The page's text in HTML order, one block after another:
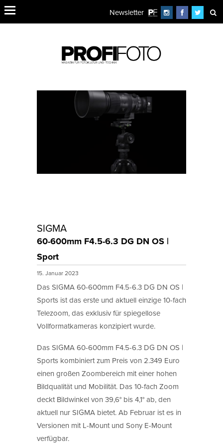
Newsletter
SIGMA
60-600mm F4.5-6.3 DG DN OS |
Sport
15. Januar 2023
Das SIGMA 60-600mm F4.5-6.3 DG DN OS |
Sports ist das erste und aktuell einzige 10-fach
Telezoom, das exklusiv für spiegellose
Vollformatkameras konzipiert wurde.
Das SIGMA 60-600mm F4.5-6.3 DG DN OS |
Sports kombiniert zum Preis von 2.349 Euro
einen großen Zoombereich mit einer hohen
Bildqualität und Mobilität. Das 10-fach Zoom
deckt Bildwinkel von 39,6° bis 4,1° ab, den
aktuell nur SIGMA bietet. Ab Februar ist es in
Versionen mit L-Mount und Sony E-Mount
verfügbar.